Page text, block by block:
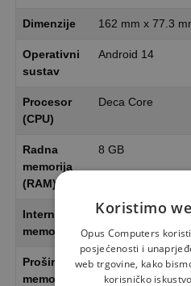
Dimenzije 162 mm x 77.3
Operativni
sustav
Android 14
Procesor
(CPU)
Deca Core
Radna
memorija
(RAM)
8 GB
Interna
memorija
128 GB
Proširiva
memorija
No
Koristimo
Opus Computers
posjećenosti i
web trgovine, kako
korisničko